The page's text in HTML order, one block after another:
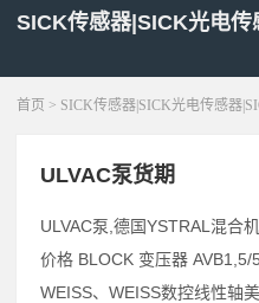
SICK传感器|SICK光电
首页 > SICK传感器|SICK光电传感器
ULVAC泵货期
ULVAC泵,德国YSTRAL混合
价格 BLOCK 变压器 AVB1,5/
WEISS、WEISS数控线性轴